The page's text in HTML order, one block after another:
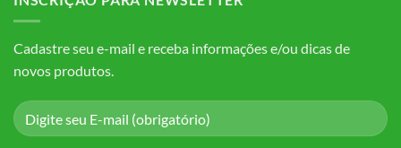
Cadastre seu e-mail e receba informações e/ou dicas de
novos produtos.